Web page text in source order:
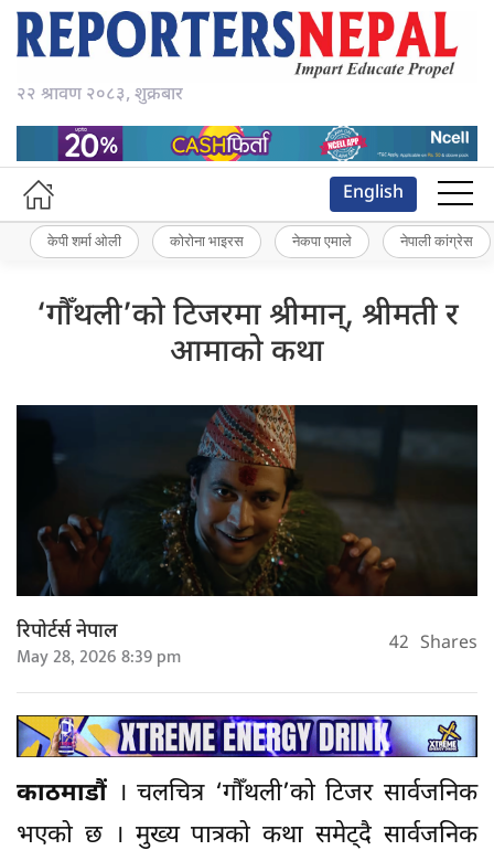
२२ श्रावण २०८३, शुक्रबार
English
केपी शर्मा ओली कोरोना भाइरस नेकपा एमाले नेपाली कांग्रेस
‘गौँथली’को टिजरमा श्रीमान्, श्रीमती र
आमाको कथा
रिपोर्टर्स नेपाल
May 28, 2026 8:39 pm 42 Shares
काठमाडौं । चलचित्र ‘गौँथली’को टिजर सार्वजनिक
भएको छ । मुख्य पात्रको कथा समेट्दै सार्वजनिक